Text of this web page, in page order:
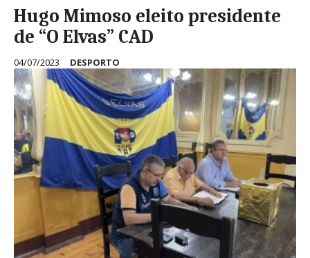
Hugo Mimoso eleito presidente
de “O Elvas” CAD
04/07/2023 DESPORTO